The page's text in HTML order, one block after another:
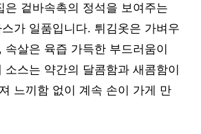
은 겉바속촉의 정석을 보여주는
가 일품입니다. 튀김옷은 가벼우
속살은 육즙 가득한 부드러움이
소스는 약간의 달콤함과 새콤함이
느끼함 없이 계속 손이 가게 만